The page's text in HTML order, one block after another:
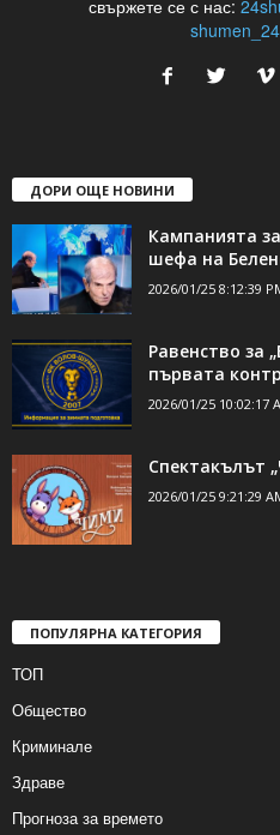
свържете се с нас:
ДОРИ ОЩЕ НОВИНИ
Кампанията
шефа на
2026/01/25 8:12:39
Равенство за
първата
2026/01/25 10:02:17
Спектакълът
2026/01/25 9:21:29
ПОПУЛЯРНА КАТЕГОРИЯ
ТОП
Общество
Криминале
Здраве
Прогноза за времето